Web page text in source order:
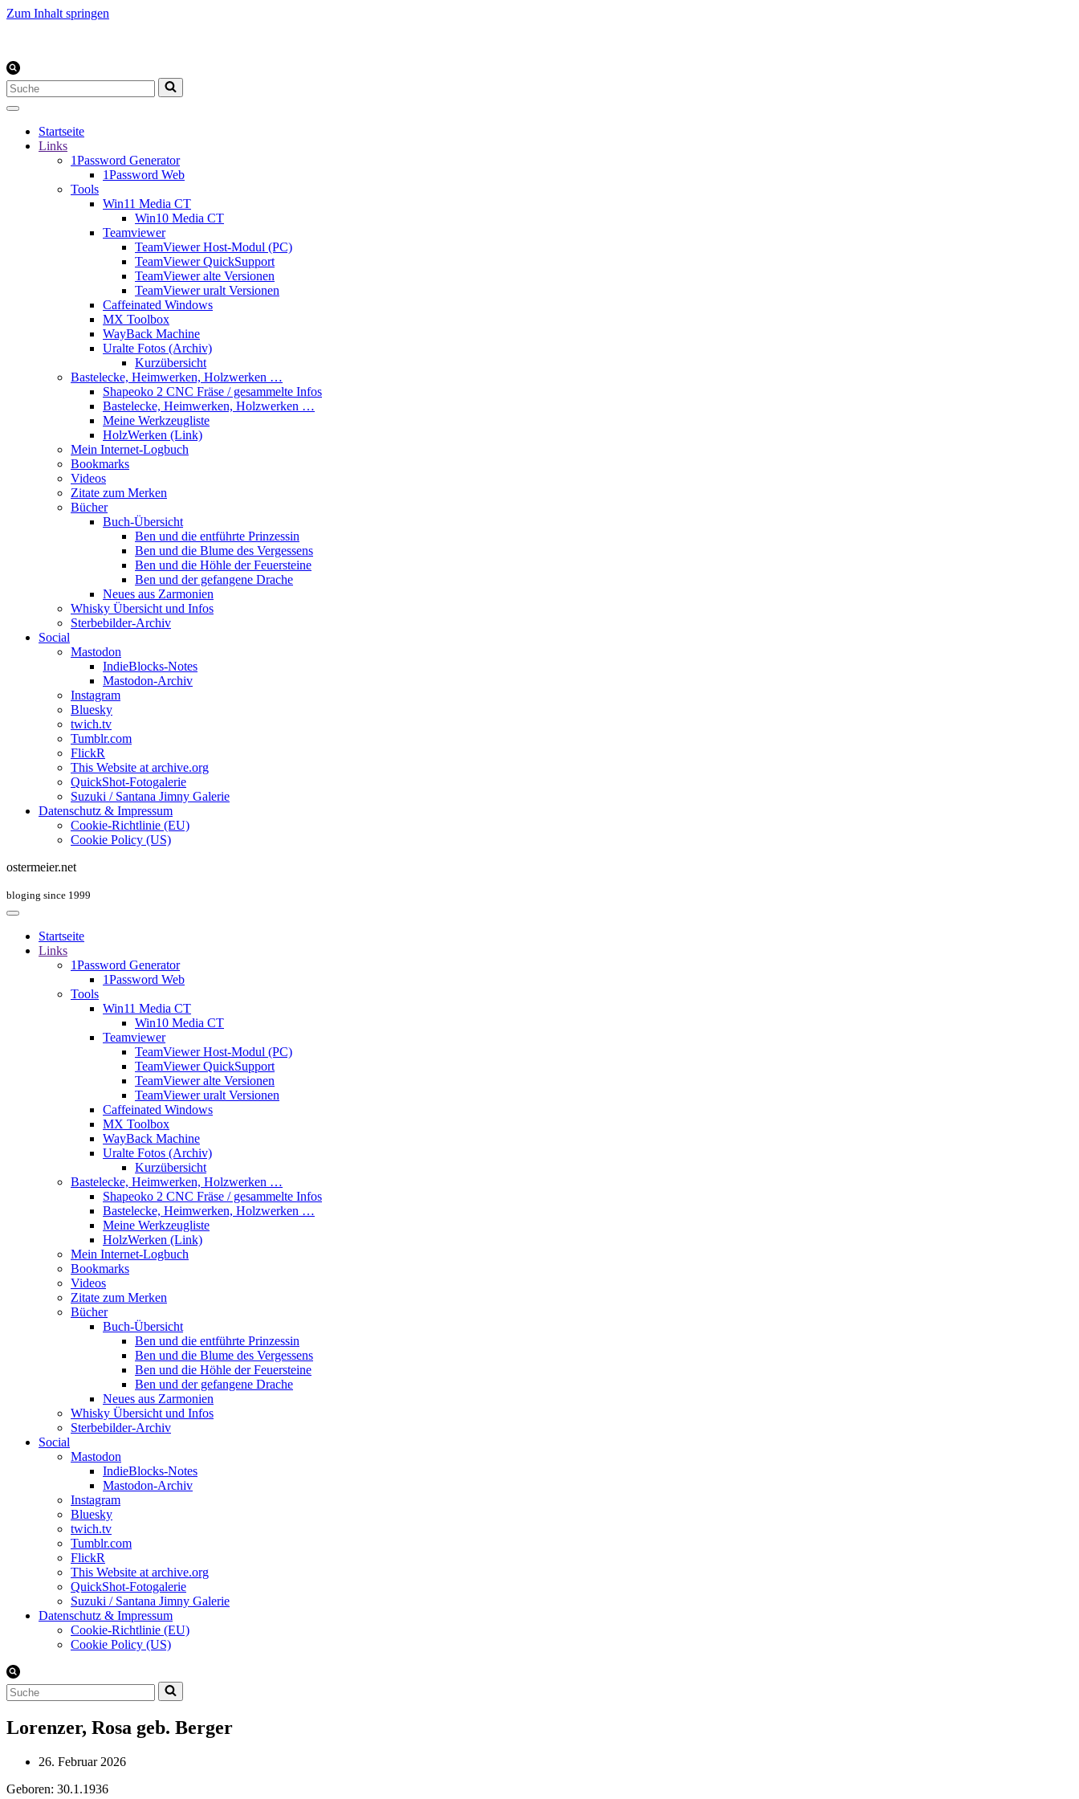
Zum Inhalt springen
Suchen
nach …
Startseite
Links
1Password Generator
1Password Web
Tools
Win11 Media CT
Win10 Media CT
Teamviewer
TeamViewer Host-Modul (PC)
TeamViewer QuickSupport
TeamViewer alte Versionen
TeamViewer uralt Versionen
Caffeinated Windows
MX Toolbox
WayBack Machine
Uralte Fotos (Archiv)
Kurzübersicht
Bastelecke, Heimwerken, Holzwerken …
Shapeoko 2 CNC Fräse / gesammelte Infos
Bastelecke, Heimwerken, Holzwerken …
Meine Werkzeugliste
HolzWerken (Link)
Mein Internet-Logbuch
Bookmarks
Videos
Zitate zum Merken
Bücher
Buch-Übersicht
Ben und die entführte Prinzessin
Ben und die Blume des Vergessens
Ben und die Höhle der Feuersteine
Ben und der gefangene Drache
Neues aus Zarmonien
Whisky Übersicht und Infos
Sterbebilder-Archiv
Social
Mastodon
IndieBlocks-Notes
Mastodon-Archiv
Instagram
Bluesky
twich.tv
Tumblr.com
FlickR
This Website at archive.org
QuickShot-Fotogalerie
Suzuki / Santana Jimny Galerie
Datenschutz & Impressum
Cookie-Richtlinie (EU)
Cookie Policy (US)
ostermeier.net
bloging since 1999
Startseite
Links
1Password Generator
1Password Web
Tools
Win11 Media CT
Win10 Media CT
Teamviewer
TeamViewer Host-Modul (PC)
TeamViewer QuickSupport
TeamViewer alte Versionen
TeamViewer uralt Versionen
Caffeinated Windows
MX Toolbox
WayBack Machine
Uralte Fotos (Archiv)
Kurzübersicht
Bastelecke, Heimwerken, Holzwerken …
Shapeoko 2 CNC Fräse / gesammelte Infos
Bastelecke, Heimwerken, Holzwerken …
Meine Werkzeugliste
HolzWerken (Link)
Mein Internet-Logbuch
Bookmarks
Videos
Zitate zum Merken
Bücher
Buch-Übersicht
Ben und die entführte Prinzessin
Ben und die Blume des Vergessens
Ben und die Höhle der Feuersteine
Ben und der gefangene Drache
Neues aus Zarmonien
Whisky Übersicht und Infos
Sterbebilder-Archiv
Social
Mastodon
IndieBlocks-Notes
Mastodon-Archiv
Instagram
Bluesky
twich.tv
Tumblr.com
FlickR
This Website at archive.org
QuickShot-Fotogalerie
Suzuki / Santana Jimny Galerie
Datenschutz & Impressum
Cookie-Richtlinie (EU)
Cookie Policy (US)
Suchen
nach …
Lorenzer, Rosa geb. Berger
26. Februar 2026
Geboren: 30.1.1936